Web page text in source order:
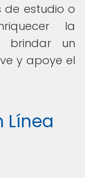
de estudio o
la
brindar un
y apoye el
Línea